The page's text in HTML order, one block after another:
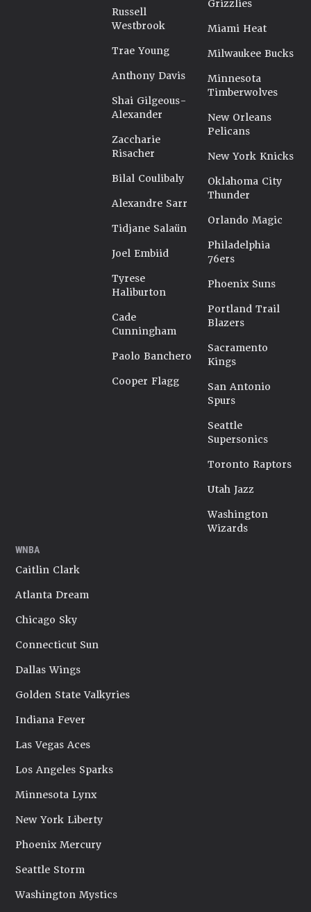
Russell
Westbrook
Trae Young
Anthony Davis
Shai Gilgeous-
Alexander
Zaccharie
Risacher
Bilal Coulibaly
Alexandre Sarr
Tidjane Salaün
Joel Embiid
Tyrese
Haliburton
Cade
Cunningham
Paolo Banchero
Cooper Flagg
Grizzlies
Miami Heat
Milwaukee Bucks
Minnesota
Timberwolves
New Orleans
Pelicans
New York Knicks
Oklahoma City
Thunder
Orlando Magic
Philadelphia
76ers
Phoenix Suns
Portland Trail
Blazers
Sacramento
Kings
San Antonio
Spurs
Seattle
Supersonics
Toronto Raptors
Utah Jazz
Washington
Wizards
WNBA
Caitlin Clark
Atlanta Dream
Chicago Sky
Connecticut Sun
Dallas Wings
Golden State Valkyries
Indiana Fever
Las Vegas Aces
Los Angeles Sparks
Minnesota Lynx
New York Liberty
Phoenix Mercury
Seattle Storm
Washington Mystics